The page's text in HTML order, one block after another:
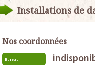
Installations de
Nos coordonnées
Bureau